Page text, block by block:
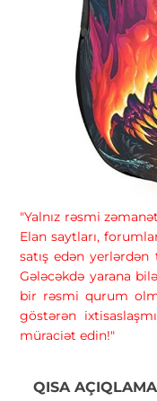
"Yalnız rəsmi
Elan saytları,
satış edən yerlərdən
Gələcəkdə yarana
bir rəsmi qurum
göstərən
müraciət edin!"
QISA AÇIQLAMA